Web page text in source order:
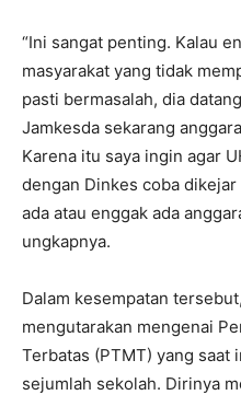
“Ini sangat penting. Kalau
masyarakat yang tidak
pasti bermasalah, dia
Jamkesda sekarang
Karena itu saya ingin agar
dengan Dinkes coba
ada atau enggak ada
ungkapnya.
Dalam kesempatan
mengutarakan mengenai
Terbatas (PTMT) yang saat
sejumlah sekolah. Dirinya